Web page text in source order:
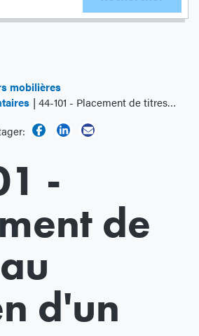
mobilières
44-101 - Placement de titres au moyen d'un prospectus simplifié
-
de
d'un